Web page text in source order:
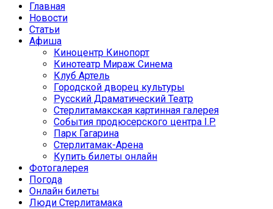
Главная
Новости
Статьи
Афиша
Киноцентр Кинопорт
Кинотеатр Мираж Синема
Клуб Артель
Городской дворец культуры
Русский Драматический Театр
Стерлитамакская картинная галерея
События продюсерского центра I.P.
Парк Гагарина
Стерлитамак-Арена
Купить билеты онлайн
Фотогалерея
Погода
Онлайн билеты
Люди Стерлитамака